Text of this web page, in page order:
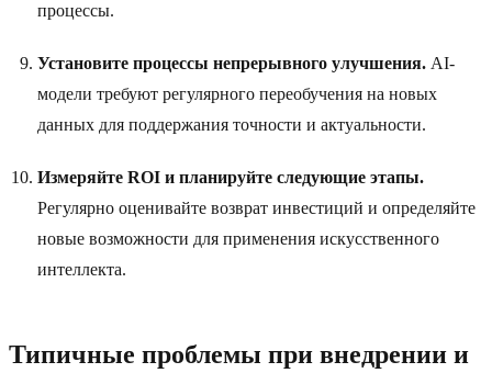
процессы.
Установите процессы непрерывного улучшения. AI-
модели требуют регулярного переобучения на новых
данных для поддержания точности и актуальности.
Измеряйте ROI и планируйте следующие этапы.
Регулярно оценивайте возврат инвестиций и определяйте
новые возможности для применения искусственного
интеллекта.
Типичные проблемы при внедрении и